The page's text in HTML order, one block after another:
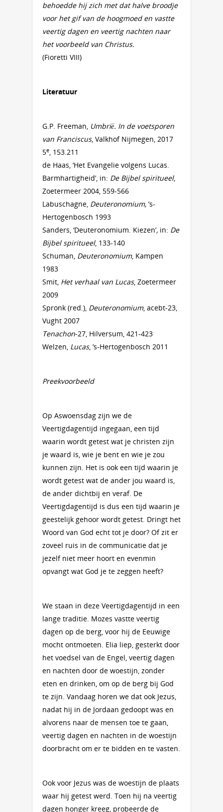
behoedde hij zich met dat halve broodje
voor het gif van de hoogmoed en vastte
veertig dagen en veertig nachten naar
het voorbeeld van Christus.
(Fioretti VIII)
Literatuur
G.P. Freeman, Umbrië. In de voetsporen
van Franciscus, Valkhof Nijmegen, 2017
5e, 153.211
de Haas, ‘Het Evangelie volgens Lucas.
Barmhartigheid’, in: De Bijbel spiritueel,
Zoetermeer 2004, 559-566
Labuschagne, Deuteronomium, ’s-
Hertogenbosch 1993
Sanders, ‘Deuteronomium. Kiezen’, in: De
Bijbel spiritueel, 133-140
Schuman, Deuteronomium, Kampen
1983
Smit, Het verhaal van Lucas, Zoetermeer
2009
Spronk (red.), Deuteronomium, acebt-23,
Vught 2007
Tenachon-27, Hilversum, 421-423
Welzen, Lucas, ’s-Hertogenbosch 2011
Preekvoorbeeld
Op Aswoensdag zijn we de
Veertigdagentijd ingegaan, een tijd
waarin wordt getest wat je christen zijn
je waard is, wie je bent en wie je zou
kunnen zijn. Het is ook een tijd waarin je
wordt getest wat de ander jou waard is,
de ander dichtbij en veraf. De
Veertigdagentijd is dus een tijd waarin je
geestelijk gehoor wordt getest. Dringt het
Woord van God echt tot je door? Of zit er
zoveel ruis in de communicatie dat je
jezelf niet meer hoort en evenmin
opvangt wat God je te zeggen heeft?
We staan in deze Veertigdagentijd in een
lange traditie. Mozes vastte veertig
dagen op de berg, voor hij de Eeuwige
mocht ontmoeten. Elia liep, gesterkt door
het voedsel van de Engel, veertig dagen
en nachten door de woestijn, zonder
eten en drinken, om op de berg bij God
te zijn. Vandaag horen we dat ook Jezus,
nadat hij in de Jordaan gedoopt was en
alvorens naar de mensen toe te gaan,
veertig dagen en nachten in de woestijn
doorbracht om er te bidden en te vasten.
Ook voor Jezus was de woestijn de plaats
waar hij getest werd. Toen hij na veertig
dagen honger kreeg, probeerde de